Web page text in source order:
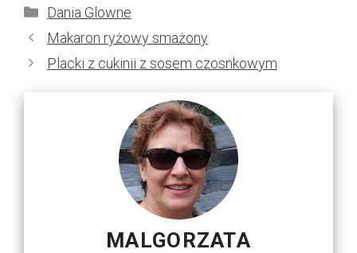
Kategorie
Dania Glowne
Makaron ryżowy smażony
Placki z cukinii z sosem czosnkowym
MALGORZATA